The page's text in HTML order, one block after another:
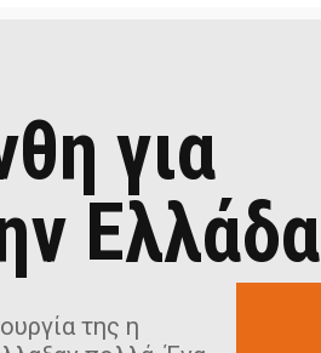
για
Ελλάδα
της η